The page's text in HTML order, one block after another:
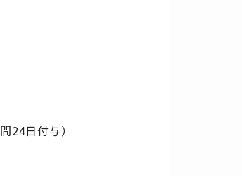
24日付与）